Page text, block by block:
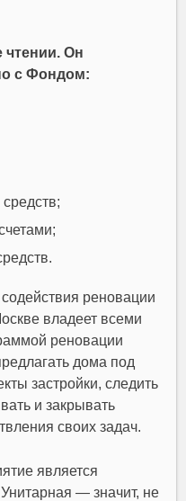
чтении. Он
с Фондом:
реновации
владеет всеми
реновации
дома под
застройки, следить
и закрывать
своих задач.
является
— значит, не